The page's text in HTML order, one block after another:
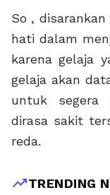
So ,
hati dalam
karena gelaja
gelaja akan
untuk segera
dirasa sakit
reda.
trending_upTRENDING